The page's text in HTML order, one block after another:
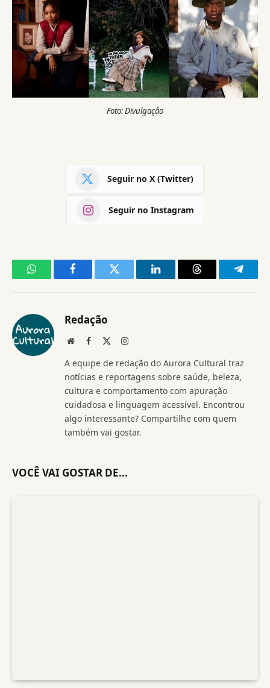
Foto: Divulgação
Seguir no X (Twitter)
Seguir no Instagram
WhatsAppFacebookTwitter LinkedInThreads
Redação
WebsiteFacebook Instagram
A equipe de redação do Aurora Cultural traz
notícias e reportagens sobre saúde, beleza,
cultura e comportamento com apuração
cuidadosa e linguagem acessível. Encontrou
algo interessante? Compartilhe com quem
também vai gostar.
VOCÊ VAI GOSTAR DE...